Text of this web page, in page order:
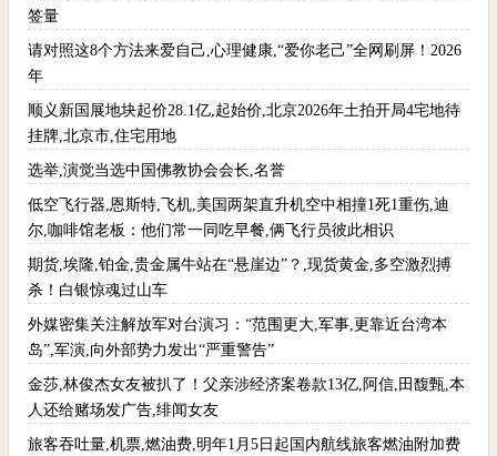
签量
请对照这8个方法来爱自己,心理健康,“爱你老己”全网刷屏！2026
年
顺义新国展地块起价28.1亿,起始价,北京2026年土拍开局4宅地待
挂牌,北京市,住宅用地
选举,演觉当选中国佛教协会会长,名誉
低空飞行器,恩斯特,飞机,美国两架直升机空中相撞1死1重伤,迪
尔,咖啡馆老板：他们常一同吃早餐,俩飞行员彼此相识
期货,埃隆,铂金,贵金属牛站在“悬崖边”？,现货黄金,多空激烈搏
杀！白银惊魂过山车
外媒密集关注解放军对台演习：“范围更大,军事,更靠近台湾本
岛”,军演,向外部势力发出“严重警告”
金莎,林俊杰女友被扒了！父亲涉经济案卷款13亿,阿信,田馥甄,本
人还给赌场发广告,绯闻女友
旅客吞吐量,机票,燃油费,明年1月5日起国内航线旅客燃油附加费